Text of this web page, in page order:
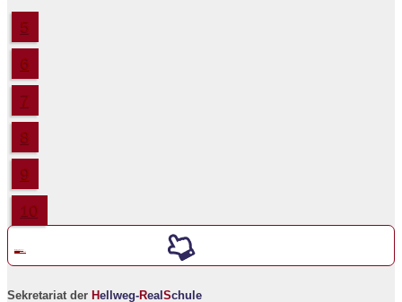
5
6
7
8
9
10
Sekretariat der Hellweg-RealSchule